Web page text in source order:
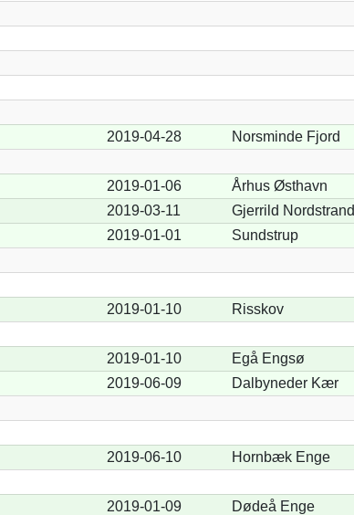
2019-04-28
Norsminde Fjord
2019-01-06
Århus Østhavn
2019-03-11
Gjerrild Nordstrand
2019-01-01
Sundstrup
2019-01-10
Risskov
2019-01-10
Egå Engsø
2019-06-09
Dalbyneder Kær
2019-06-10
Hornbæk Enge
2019-01-09
Dødeå Enge